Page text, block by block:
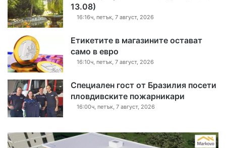
13.08)
16:16ч, петък, 7 август, 2026
Етикетите в магазините остават
само в евро
16:10ч, петък, 7 август, 2026
Специален гост от Бразилия посети
пловдивските пожарникари
16:00ч, петък, 7 август, 2026